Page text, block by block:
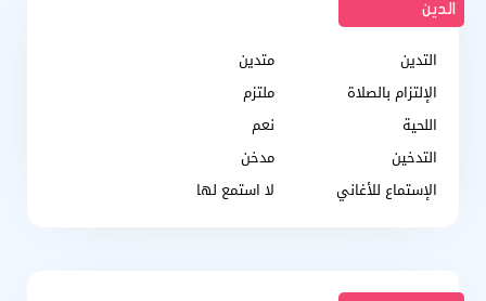
الدين
التدين
متدين
الإلتزام بالصلاة
ملتزم
اللحية
نعم
التدخين
مدخن
الإستماع للأغاني
لا استمع لها